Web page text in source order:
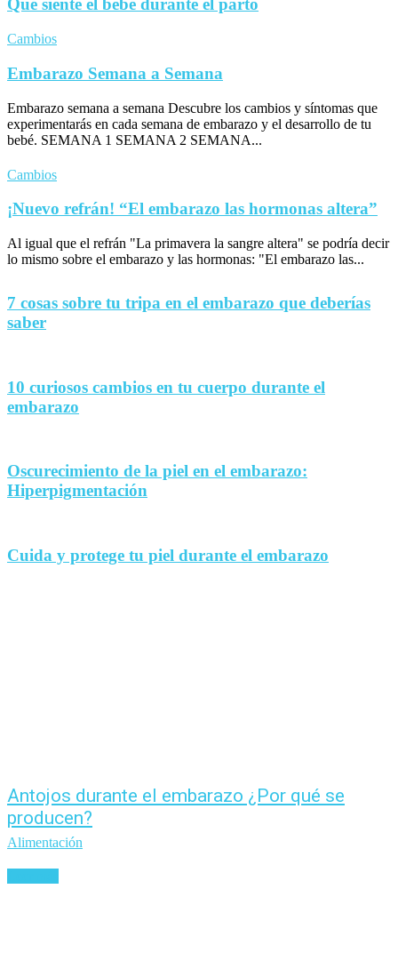
Qué siente el bebé durante el parto
Cambios
Embarazo Semana a Semana
Embarazo semana a semana Descubre los cambios y síntomas que
experimentarás en cada semana de embarazo y el desarrollo de tu
bebé. SEMANA 1 SEMANA 2 SEMANA...
Cambios
¡Nuevo refrán! “El embarazo las hormonas altera”
Al igual que el refrán "La primavera la sangre altera" se podría decir
lo mismo sobre el embarazo y las hormonas: "El embarazo las...
7 cosas sobre tu tripa en el embarazo que deberías
saber
10 curiosos cambios en tu cuerpo durante el
embarazo
Oscurecimiento de la piel en el embarazo:
Hiperpigmentación
Cuida y protege tu piel durante el embarazo
Antojos durante el embarazo ¿Por qué se
producen?
Alimentación